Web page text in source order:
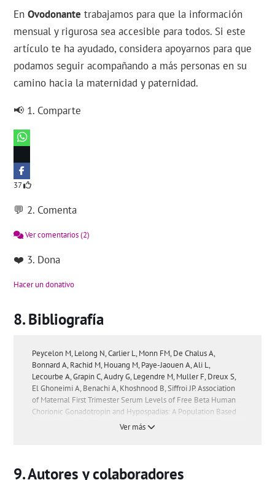
EnOvodonante trabajamos para que la información
mensual y rigurosa sea accesible para todos. Si este
artículo te ha ayudado, considera apoyarnos para que
podamos seguir acompañando a más personas en su
camino hacia la maternidad y paternidad.
📢 1. Comparte
37
💬 2. Comenta
Ver comentarios(2)
❤️ 3. Dona
Hacer un donativo
Bibliografía
Peycelon M, Lelong N, Carlier L, Monn FM, De Chalus A,
Bonnard A, Rachid M, Houang M, Paye-Jaouen A, Ali L,
Lecourbe A, Grapin C, Audry G, Legendre M, Muller F, Dreux S,
El Ghoneimi A, Benachi A, Khoshnood B, Siffroi JP. Association
of Maternal First Trimester Serum Levels of Free Beta Human
Chorionic Gonadotropin and Hypospadias: A Population Based
Study. J Urol. 2019 Dec 19:101097JU0000000000000708. doi:
chorionic gonadotropin profile and its correlations with
ultrasound parameters in low-lying-implantation ectopic
Ver más
Autores y colaboradores